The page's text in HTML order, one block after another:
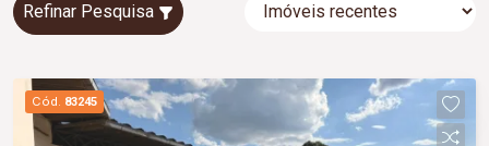
Refinar Pesquisa
Cód. 83245